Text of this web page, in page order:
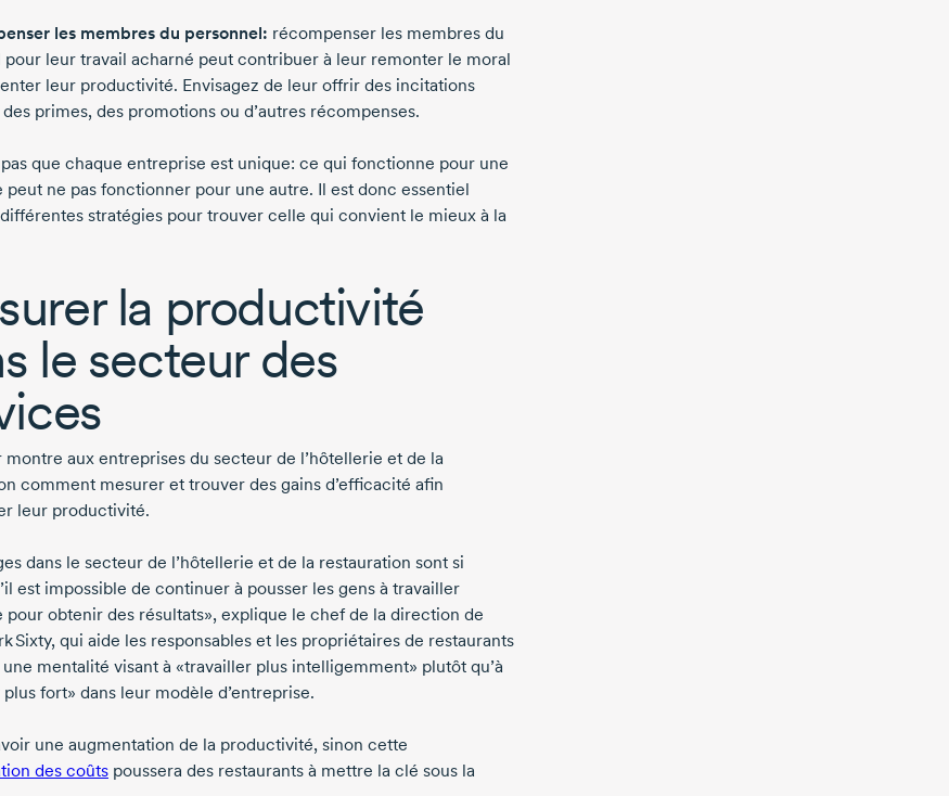
les membres du personnel: récompenser les membres du
pour leur travail acharné peut contribuer à leur remonter le moral
leur productivité. Envisagez de leur offrir des incitations
primes, des promotions ou d’autres récompenses.
pas que chaque entreprise est unique: ce qui fonctionne pour une
peut ne pas fonctionner pour une autre. Il est donc essentiel
différentes stratégies pour trouver celle qui convient le mieux à la
la productivité
le secteur des
montre aux entreprises du secteur de l’hôtellerie et de la
comment mesurer et trouver des gains d’efficacité afin
leur productivité.
dans le secteur de l’hôtellerie et de la restauration sont si
est impossible de continuer à pousser les gens à travailler
pour obtenir des résultats», explique le chef de la direction de
Sixty, qui aide les responsables et les propriétaires de restaurants
mentalité visant à «travailler plus intelligemment» plutôt qu’à
fort» dans leur modèle d’entreprise.
une augmentation de la productivité, sinon cette
des coûts poussera des restaurants à mettre la clé sous la